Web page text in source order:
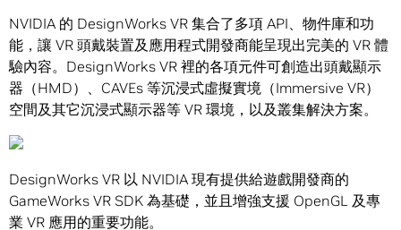
NVIDIA 的 DesignWorks VR 集合了多項 API、物件庫和功
能，讓 VR 頭戴裝置及應用程式開發商能呈現出完美的 VR 體
驗內容。DesignWorks VR 裡的各項元件可創造出頭戴顯示
器（HMD）、CAVEs 等沉浸式虛擬實境（Immersive VR）
空間及其它沉浸式顯示器等 VR 環境，以及叢集解決方案。
DesignWorks VR 以 NVIDIA 現有提供給遊戲開發商的
GameWorks VR SDK 為基礎，並且增強支援 OpenGL 及專
業 VR 應用的重要功能。